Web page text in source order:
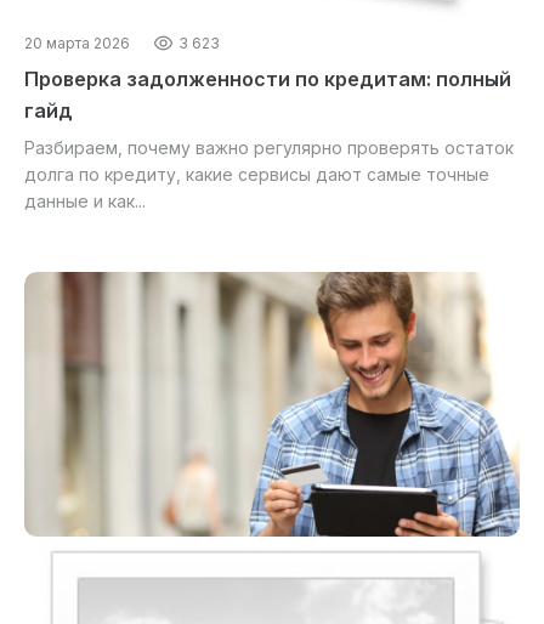
20 марта 2026 3 623
Проверка задолженности по кредитам: полный
гайд
Разбираем, почему важно регулярно проверять остаток
долга по кредиту, какие сервисы дают самые точные
данные и как...